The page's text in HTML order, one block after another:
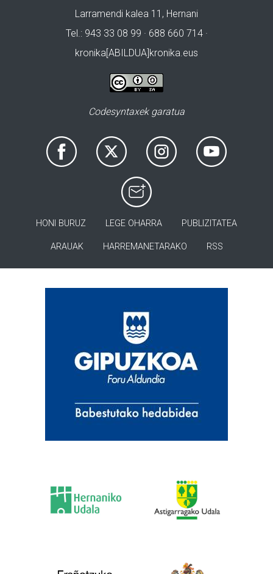
Larramendi kalea 11, Hernani
Tel.: 943 33 08 99 · 688 660 714 ·
kronika[ABILDUA]kronika.eus
Codesyntaxek garatua
HONI BURUZ LEGE OHARRA PUBLIZITATEA
ARAUAK HARREMANETARAKO RSS